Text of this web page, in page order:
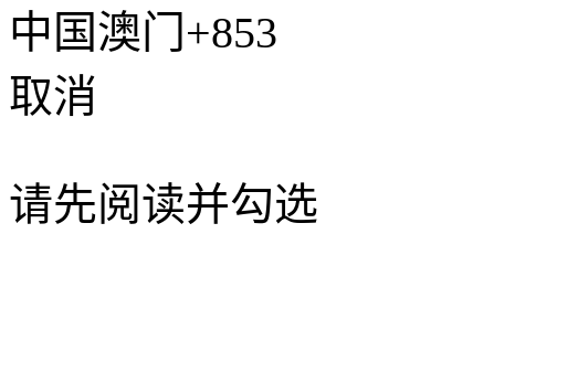
中国澳门+853
取消
请先阅读并勾选